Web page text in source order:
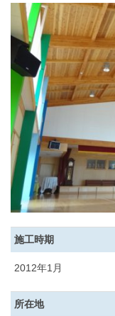
施工時期
2012年1月
所在地